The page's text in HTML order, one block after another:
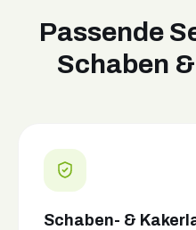
Passende
Schaben
Schaben- &